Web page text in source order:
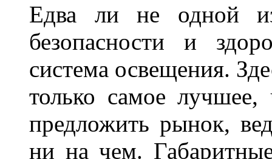
Едва ли не одной
безопасности и
система освещения.
только самое
предложить рынок,
ни на чем.